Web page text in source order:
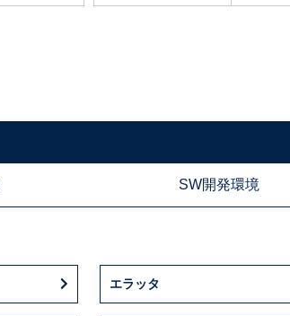
SW開発環境
エラッタ